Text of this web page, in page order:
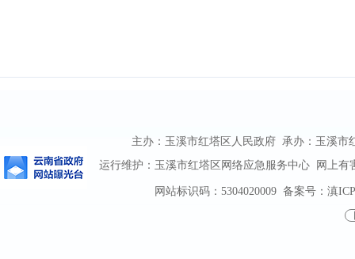
主办：玉溪市红塔区人民政府 承办：玉溪市
运行维护：玉溪市红塔区网络应急服务中心 网上有
网站标识码：5304020009备案号：滇